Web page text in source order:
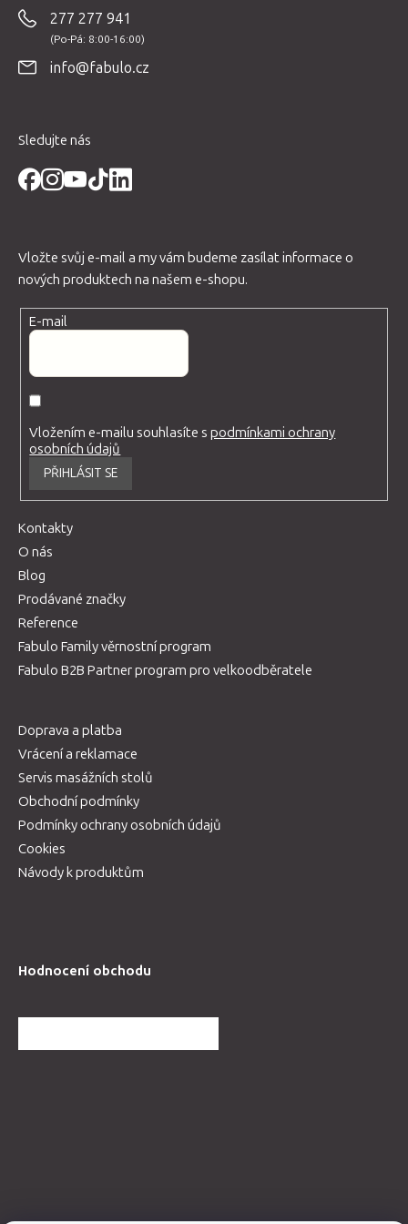
277 277 941
info@fabulo.cz
Sledujte nás
Vložte svůj e-mail a my vám budeme zasílat informace o
nových produktech na našem e-shopu.
E-mail
Vložením e-mailu souhlasíte spodmínkami ochrany
osobních údajů
PŘIHLÁSIT SE
Kontakty
O nás
Blog
Prodávané značky
Reference
Fabulo Family věrnostní program
Fabulo B2B Partner program pro velkoodběratele
Doprava a platba
Vrácení a reklamace
Servis masážních stolů
Obchodní podmínky
Podmínky ochrany osobních údajů
Cookies
Návody k produktům
Hodnocení obchodu